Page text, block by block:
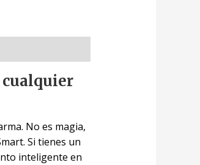
No es magia,
Si tienes un
inteligente en